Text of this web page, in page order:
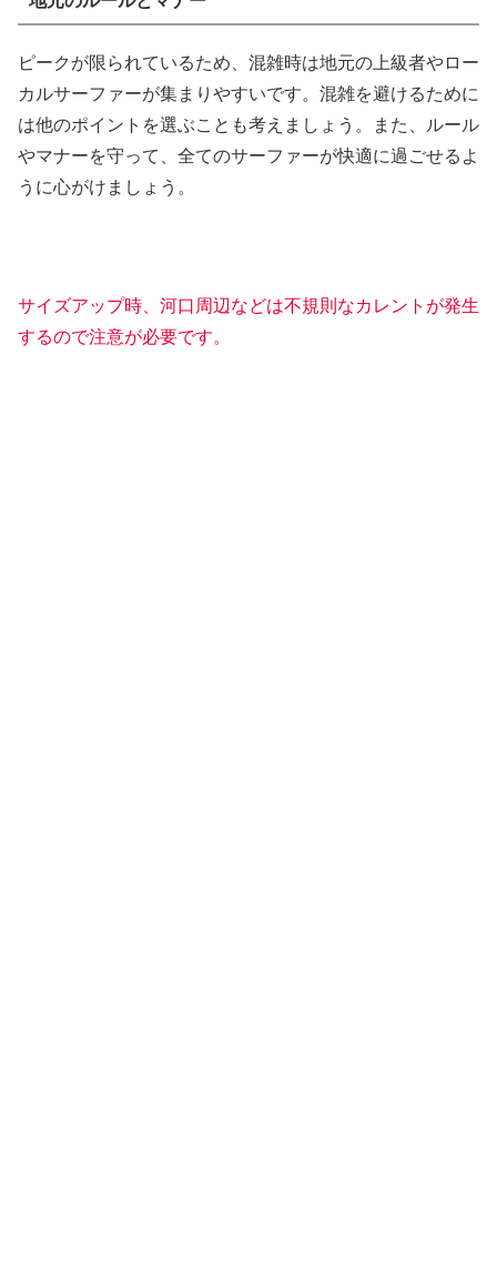
ピークが限られているため、混雑時は地元の上級者やロー
カルサーファーが集まりやすいです。混雑を避けるために
は他のポイントを選ぶことも考えましょう。また、ルール
やマナーを守って、全てのサーファーが快適に過ごせるよ
うに心がけましょう。
サイズアップ時、河口周辺などは不規則なカレントが発生
するので注意が必要です。